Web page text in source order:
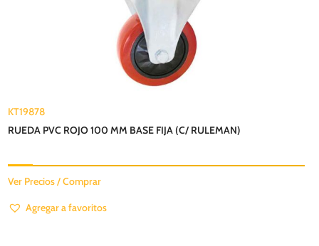
KT19878
RUEDA PVC ROJO 100 MM BASE FIJA (C/ RULEMAN)
Ver Precios / Comprar
Agregar a favoritos